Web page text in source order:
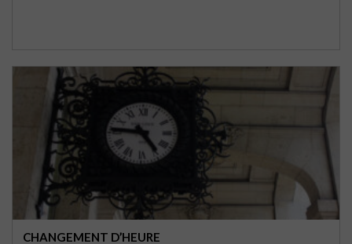
CHANGEMENT D’HEURE